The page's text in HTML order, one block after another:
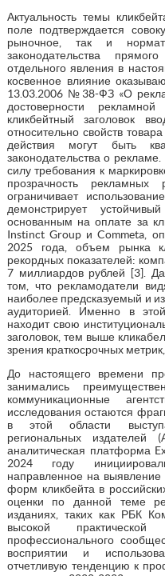
Актуальность темы
поле подтверждается
рыночное, так и
законодательства
отдельного явления в
косвенное влияние
13.03.2006 №38-ФЗ «О
достоверности
кликбейтный заголовок
относительно свойств
действия могут быть
законодательства о
силу требования к
прозрачность
ограничивает
демонстрирует
основанным на оплате за
Instinct Group и Commeta,
2025 года, объем рынка
рекордных показателей:
7 миллиардов рублей [3].
том, что рекламодатели
наиболее предсказуемый и
аудиторией. Именно в
находит свою
заголовок, тем выше
зрения краткосрочных
До настоящего времени
занимались
коммуникационные
исследования остаются
в этой области
региональных издателей
аналитическая платформа
2024 году
направленное на
форм кликбейта в
оценки по данной теме
изданиях, таких как РБК
высокой
профессионального
восприятии и
отчетливую тенденцию к